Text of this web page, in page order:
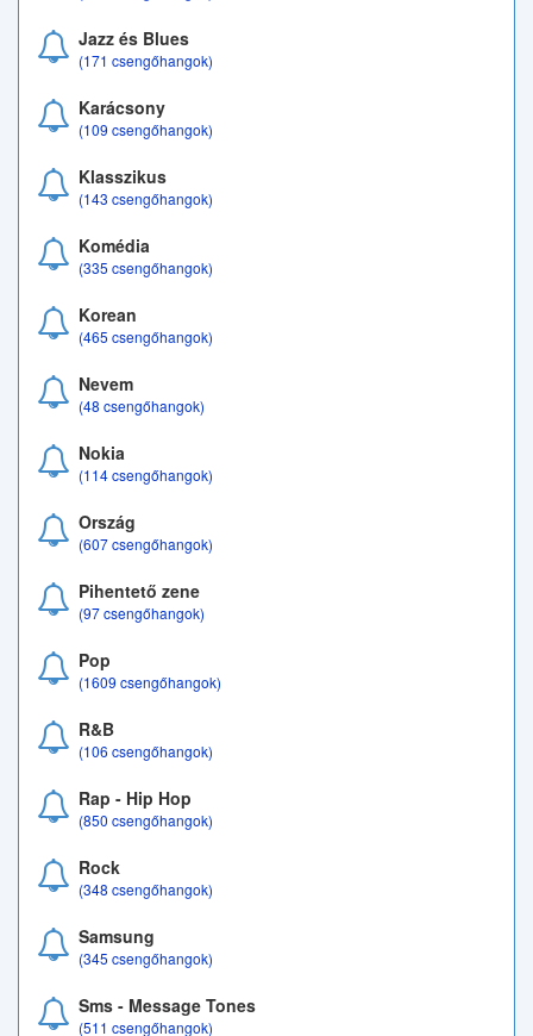
Jazz és Blues
(171 csengőhangok)
Karácsony
(109 csengőhangok)
Klasszikus
(143 csengőhangok)
Komédia
(335 csengőhangok)
Korean
(465 csengőhangok)
Nevem
(48 csengőhangok)
Nokia
(114 csengőhangok)
Ország
(607 csengőhangok)
Pihentető zene
(97 csengőhangok)
Pop
(1609 csengőhangok)
R&B
(106 csengőhangok)
Rap - Hip Hop
(850 csengőhangok)
Rock
(348 csengőhangok)
Samsung
(345 csengőhangok)
Sms - Message Tones
(511 csengőhangok)